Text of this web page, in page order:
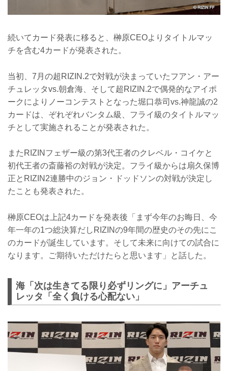
続いてカード発表に移ると、榊原CEOよりタイトルマッ
チを含む4カードが発表された。
当初、7月の超RIZIN.2で対戦が決まっていたフアン・アー
チュレッタvs.朝倉海、そして超RIZIN.2で偶発的なアイポ
ークによりノーコンテストとなった堀口恭司vs.神龍誠の2
カードは、ぞれぞれバンタム級、フライ級のタイトルマッ
チとして実施されることが発表された。
またRIZINフェザー級の第3代王者のクレベル・コイケと
初代王者の斎藤裕の対戦が決定。フライ級からは扇久保博
正とRIZIN2連勝中のジョン・ドッドソンの対戦が決定し
たことも発表された。
榊原CEOは上記4カードを発表後「まず今年のお晦日、今
年一年の1つ総決算だしRIZINの9年間の歴史のその先にこ
のカードが誕生しています。そして未来に向けての試合に
なります。ご期待いただけたらと思います」と話した。
海「次は生きてる限り必ずリングに」アーチュ
レッタ「全く負ける心配ない」